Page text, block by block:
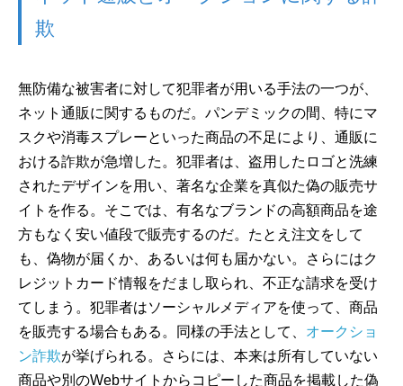
欺
無防備な被害者に対して犯罪者が用いる手法の一つが、
ネット通販に関するものだ。パンデミックの間、特にマ
スクや消毒スプレーといった商品の不足により、通販に
おける詐欺が急増した。犯罪者は、盗用したロゴと洗練
されたデザインを用い、著名な企業を真似た偽の販売サ
イトを作る。そこでは、有名なブランドの高額商品を途
方もなく安い値段で販売するのだ。たとえ注文をして
も、偽物が届くか、あるいは何も届かない。さらにはク
レジットカード情報をだまし取られ、不正な請求を受け
てしまう。犯罪者はソーシャルメディアを使って、商品
を販売する場合もある。同様の手法として、 オークショ
ン詐欺が挙げられる。さらには、本来は所有していない
商品や別のWebサイトからコピーした商品を掲載した偽